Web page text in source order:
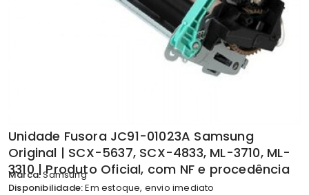
Unidade Fusora JC91-01023A Samsung
Original | SCX-5637, SCX-4833, ML-3710, ML-
3310 | Produto Oficial, com NF e procedência
Marca:Samsung
Disponibilidade:Em estoque, envio imediato